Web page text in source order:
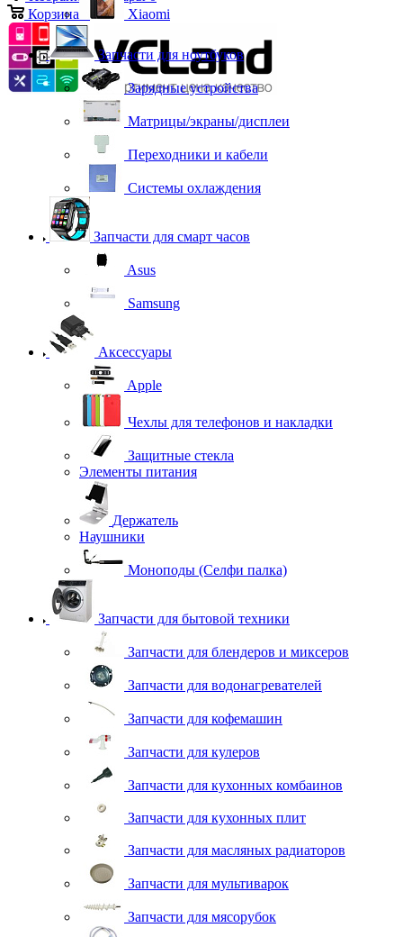
Корзина
Xiaomi
Запчасти для ноутбуков
Зарядные устройства
Матрицы/экраны/дисплеи
Переходники и кабели
Системы охлаждения
Запчасти для смарт часов
Asus
Samsung
Аксессуары
Apple
Чехлы для телефонов и накладки
Защитные стекла
Элементы питания
Держатель
Наушники
Моноподы (Селфи палка)
Запчасти для бытовой техники
Запчасти для блендеров и миксеров
Запчасти для водонагревателей
Запчасти для кофемашин
Запчасти для кулеров
Запчасти для кухонных комбаинов
Запчасти для кухонных плит
Запчасти для масляных радиаторов
Запчасти для мультиварок
Запчасти для мясорубок